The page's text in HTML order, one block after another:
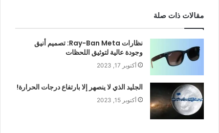
مقالات ذات صلة
نظارات Ray-Ban Meta: تصميم أنيق
وجودة عالية لتوثيق اللحظات
أكتوبر 17, 2023
الجليد الذي لا ينصهر إلا بارتفاع درجات الحرارة!
أكتوبر 15, 2023